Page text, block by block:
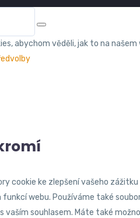
abychom věděli, jak to na našem
cookie ke zlepšení vašeho
funkcí webu. Používáme také
vaším souhlasem. Máte také